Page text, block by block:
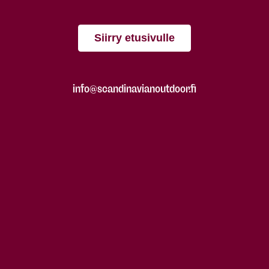
Siirry etusivulle
info@scandinavianoutdoor.fi